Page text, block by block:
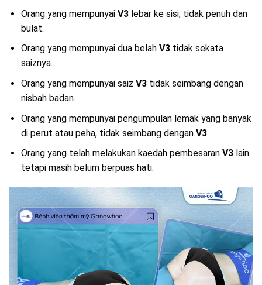
Orang yang mempunyai V3lebar ke sisi, tidak penuh dan
bulat.
Orang yang mempunyai dua belah V3tidak sekata
saiznya.
Orang yang mempunyai saiz V3tidak seimbang dengan
nisbah badan.
Orang yang mempunyai pengumpulan lemak yang banyak
di perut atau peha, tidak seimbang dengan V3.
Orang yang telah melakukan kaedah pembesaran V3lain
tetapi masih belum berpuas hati.